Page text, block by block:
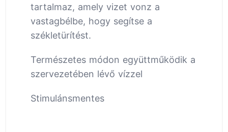
tartalmaz, amely vizet vonz a
vastagbélbe, hogy segítse a
székletürítést.
Természetes módon együttműködik a
szervezetében lévő vízzel
Stimulánsmentes